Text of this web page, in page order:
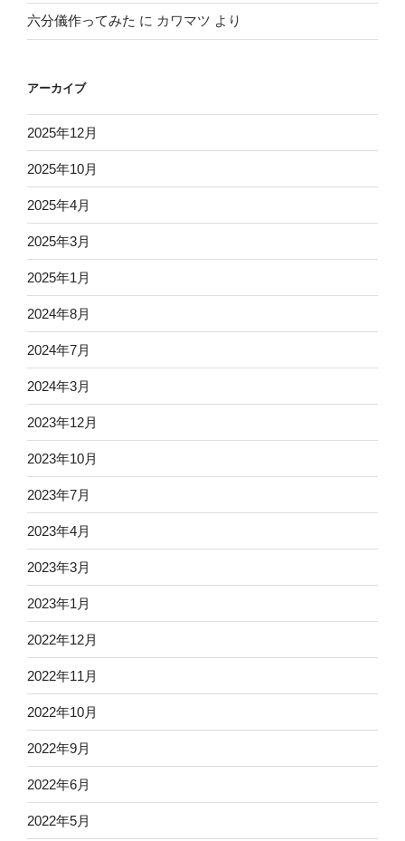
六分儀作ってみた に カワマツ より
アーカイブ
2025年12月
2025年10月
2025年4月
2025年3月
2025年1月
2024年8月
2024年7月
2024年3月
2023年12月
2023年10月
2023年7月
2023年4月
2023年3月
2023年1月
2022年12月
2022年11月
2022年10月
2022年9月
2022年6月
2022年5月